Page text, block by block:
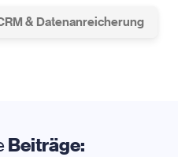
& Datenanreicherung
Beiträge: